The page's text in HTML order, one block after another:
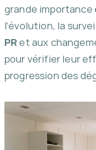
grande importance
l’évolution, la
PR et aux
pour vérifier leur
progression des